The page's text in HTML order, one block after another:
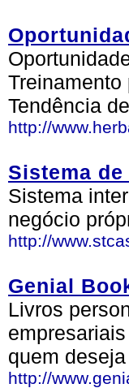
Tendência
http://
Sistema de
Sistema
negócio
http://
Genial
Livros
quem
http://